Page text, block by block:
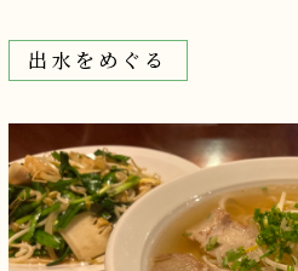
出水をめぐる